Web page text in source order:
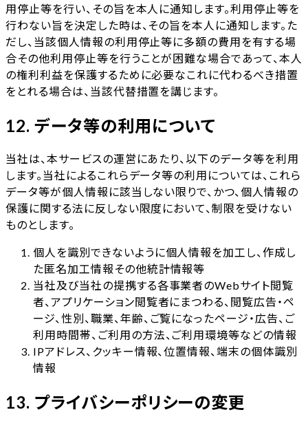
用停止等を行い、その旨を本人に通知します。利用停止等を
行わない旨を決定した時は、その旨を本人に通知します。た
だし、当該個人情報の利用停止等に多額の費用を有する場
合その他利用停止等を行うことが困難な場合であって、本人
の権利利益を保護するために必要なこれに代わるべき措置
をとれる場合は、当該代替措置を講じます。
12. データ等の利用について
当社は、本サービスの運営にあたり、以下のデータ等を利用
します。当社によるこれらデータ等の利用については、これら
データ等が個人情報に該当しない限りで、かつ、個人情報の
保護に関する法に反しない限度において、制限を受けない
ものとします。
個人を識別できないように個人情報を加工し、作成し
た匿名加工情報その他統計情報等
当社及び当社の提携する各事業者のWebサイト閲覧
者、アプリケーション閲覧者にまつわる、閲覧広告・ペ
ージ、性別、職業、年齢、ご覧になったページ・広告、ご
利用時間帯、ご利用の方法、ご利用環境等などの情報
IPアドレス、クッキー情報、位置情報、端末の個体識別
情報
13. プライバシーポリシーの変更